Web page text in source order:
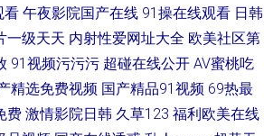
看 午夜影院国产在线 91操在线观看 日韩
一级天天 内射性爱网址大全 欧美社区第
91视频污污污 超碰在线公开 AV蜜桃吃
精选免费视频 国产精品91视频 69热最
费 激情影院日韩 久草123 福利欧美在线